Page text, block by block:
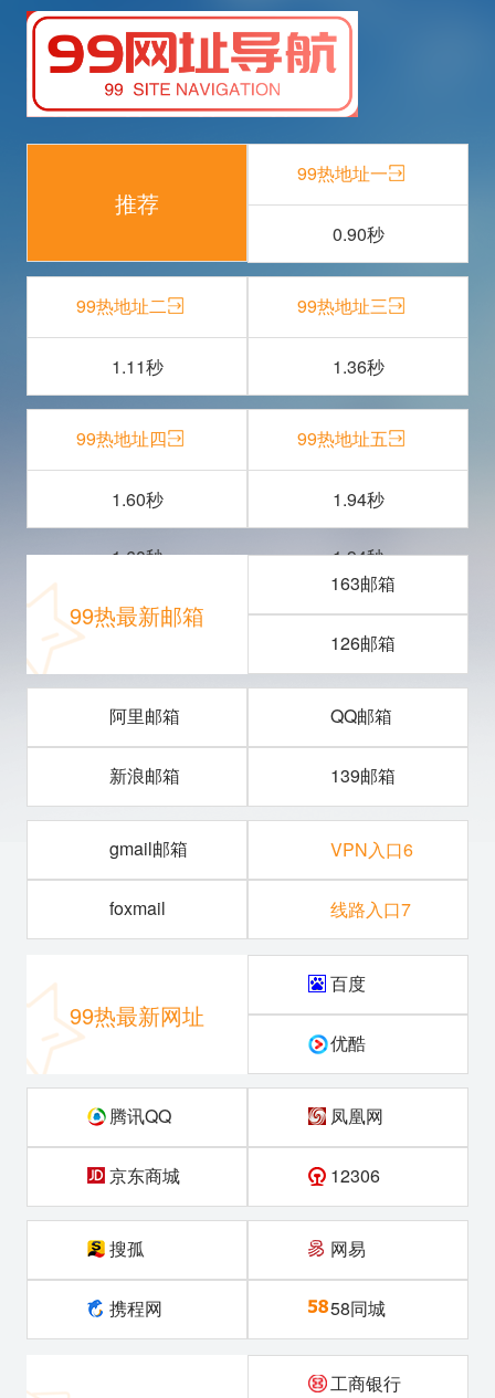
推荐
99热地址一
0.90秒
0.90秒 最快
99热地址二
1.11秒
0.99秒 最快
99热地址三
1.36秒
1.35秒
99热地址四
1.60秒
1.60秒
99热地址五
1.94秒
1.94秒
99热最新邮箱
163邮箱
126邮箱
阿里邮箱
新浪邮箱
QQ邮箱
139邮箱
gmail邮箱
foxmail
VPN入口6
线路入口7
99热最新网址
百度
优酷
腾讯QQ
京东商城
凤凰网
12306
搜孤
携程网
网易
58同城
工商银行